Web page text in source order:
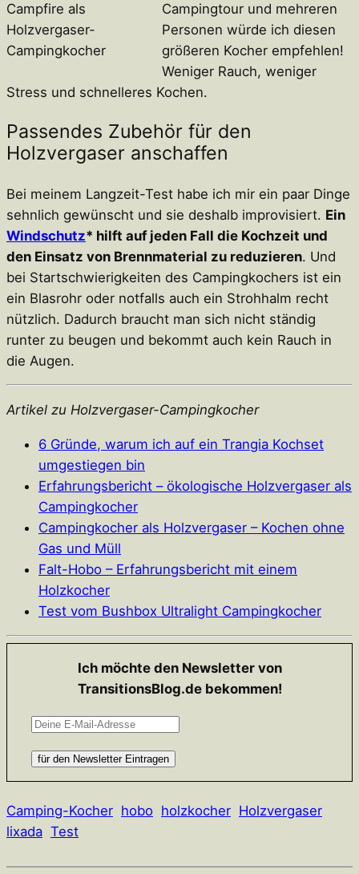
Campfire als
Holzvergaser-
Campingkocher
Campingtour und mehreren
Personen würde ich diesen
größeren Kocher empfehlen!
Weniger Rauch, weniger
Stress und schnelleres Kochen.
Passendes Zubehör für den
Holzvergaser anschaffen
Bei meinem Langzeit-Test habe ich mir ein paar Dinge
sehnlich gewünscht und sie deshalb improvisiert. Ein
Windschutz* hilft auf jeden Fall die Kochzeit und
den Einsatz von Brennmaterial zu reduzieren. Und
bei Startschwierigkeiten des Campingkochers ist ein
ein Blasrohr oder notfalls auch ein Strohhalm recht
nützlich. Dadurch braucht man sich nicht ständig
runter zu beugen und bekommt auch kein Rauch in
die Augen.
Artikel zu Holzvergaser-Campingkocher
6 Gründe, warum ich auf ein Trangia Kochset
umgestiegen bin
Erfahrungsbericht – ökologische Holzvergaser als
Campingkocher
Campingkocher als Holzvergaser – Kochen ohne
Gas und Müll
Falt-Hobo – Erfahrungsbericht mit einem
Holzkocher
Test vom Bushbox Ultralight Campingkocher
Ich möchte den Newsletter von
TransitionsBlog.de bekommen!
Camping-Kocher hobo holzkocher Holzvergaser
lixada Test